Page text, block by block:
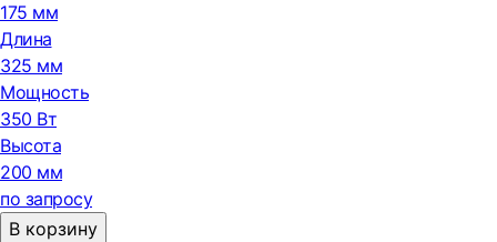
175 мм
Длина
325 мм
Мощность
350 Вт
Высота
200 мм
по запросу
В корзину